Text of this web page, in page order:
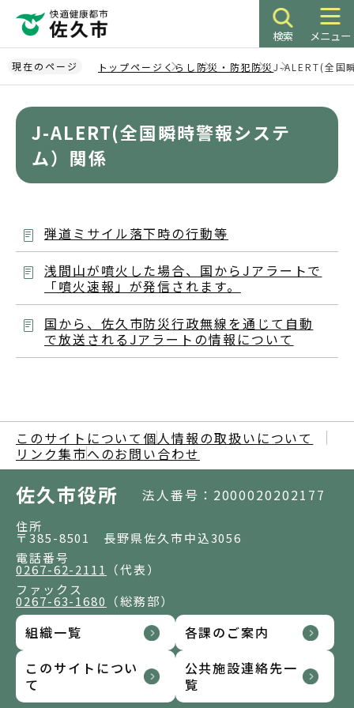
ペ
ー
ジ
検索 メニュー
現在のページ トップページ くらし 防災・防犯防災J-ALERT(全国
J-ALERT(全国瞬時警報システ
ム）関係
弾道ミサイル落下時の行動等
浅間山が噴火した場合、国からJアラートで
「噴火速報」が発信されます。
国から、佐久市防災行政無線を通じて自動
で放送されるJアラートの情報について
このサイトについて 個人情報の取扱いについて
リンク集市へのお問い合わせ
佐久市役所 法人番号：2000020202177
住所
〒385-8501 長野県佐久市中込3056
電話番号
0267-62-2111
（代表）
ファックス
0267-63-1680 （総務部）
組織一覧
各課のご案内
このサイトについ
て
公共施設連絡先一
覧